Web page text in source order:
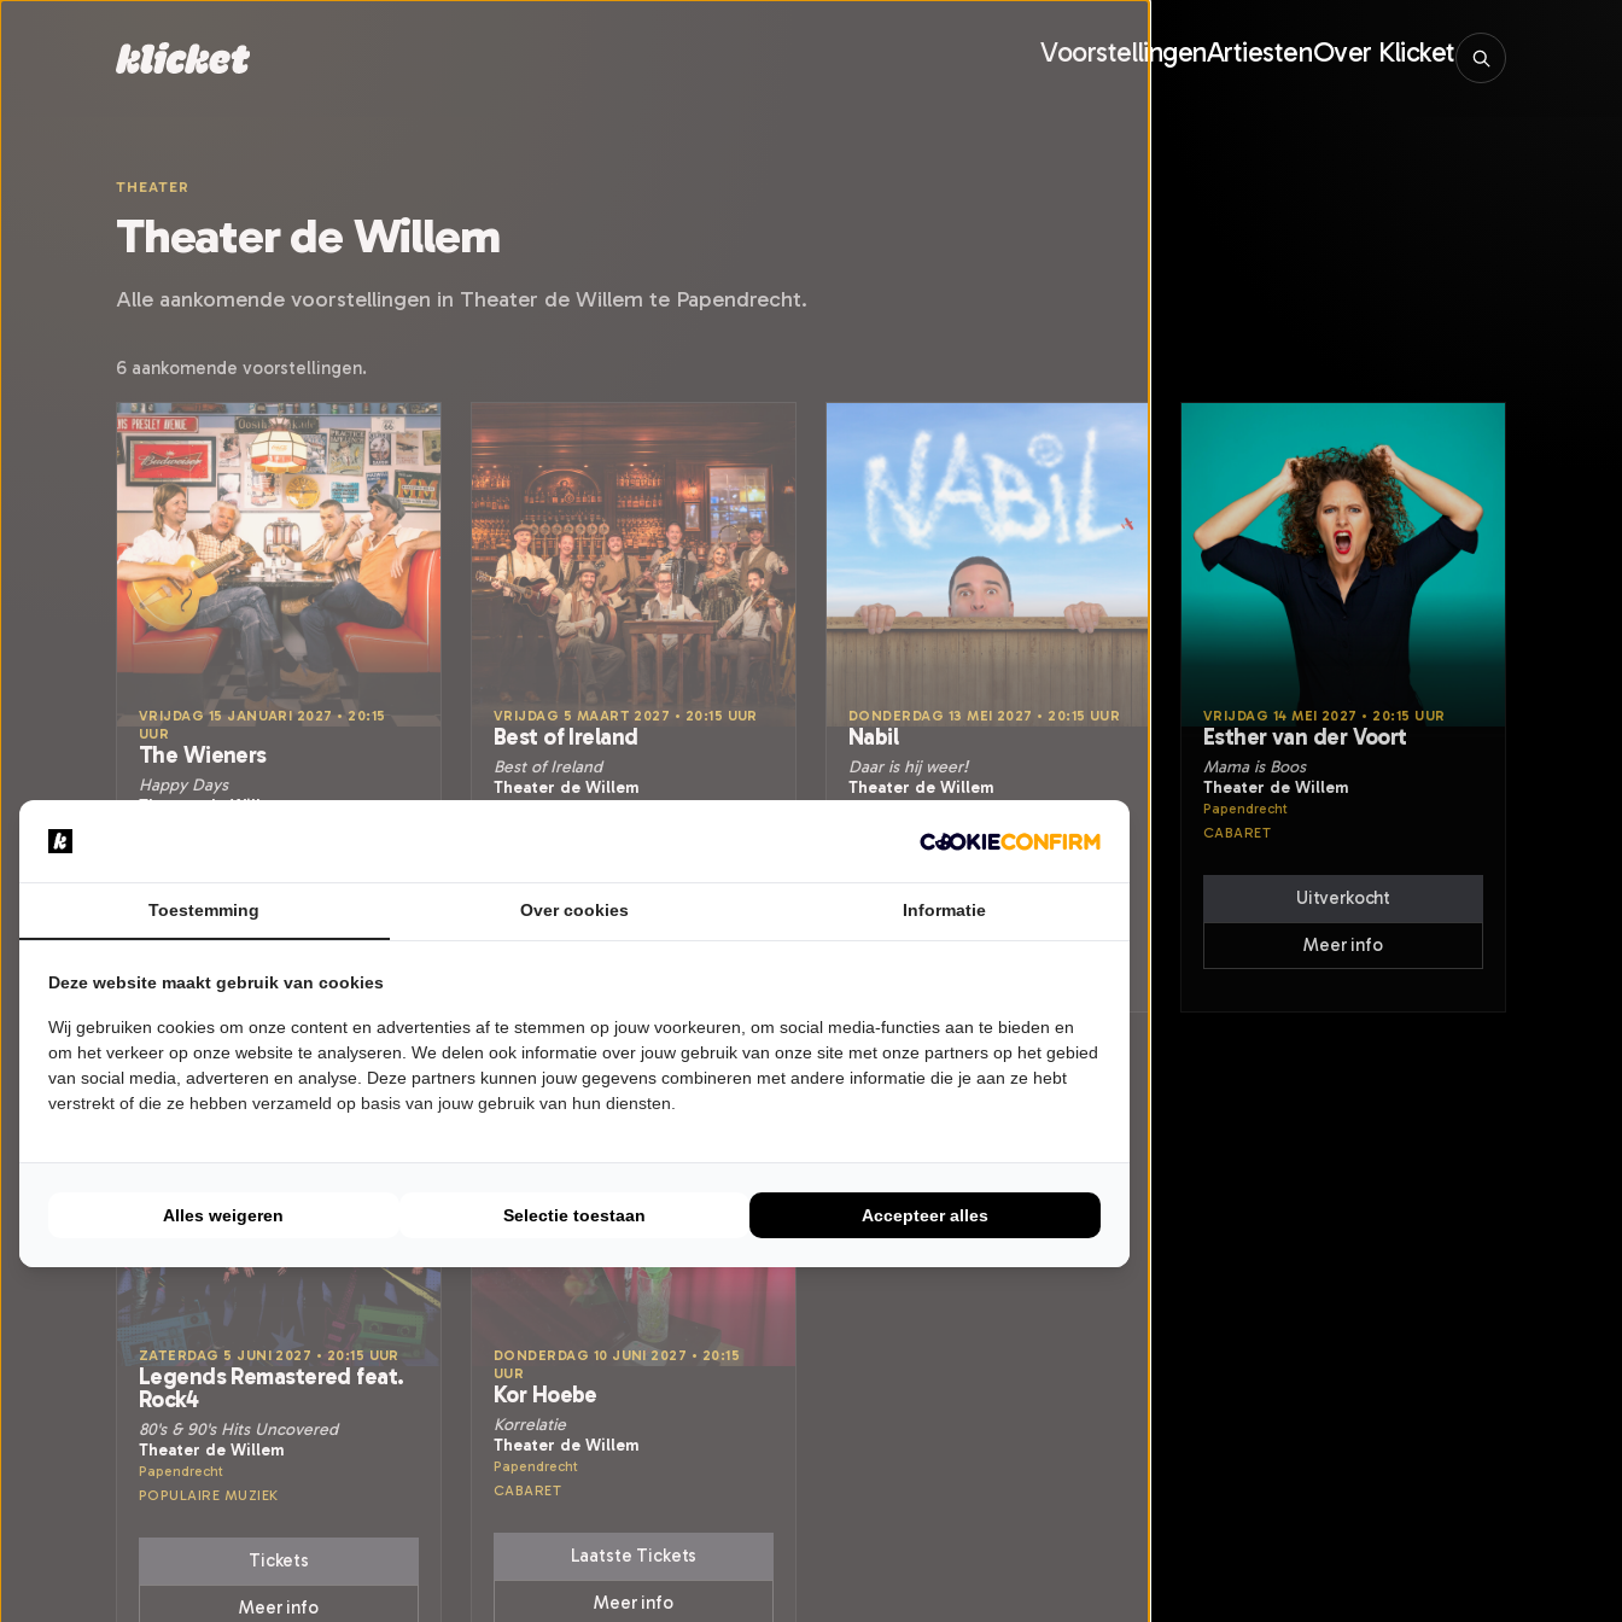
VoorstellingenArtiestenOver Klicket
THEATER
Theater de Willem
Alle aankomende voorstellingen in Theater de Willem te Papendrecht.
6 aankomende voorstellingen.
VRIJDAG 15 JANUARI 2027 • 20:15
UUR
The Wieners
Happy Days
Theater de Willem
Tickets
VRIJDAG 5 MAART 2027 • 20:15 UUR
Best of Ireland
Best of Ireland
Theater de Willem
Meer info
DONDERDAG 13 MEI 2027 • 20:15 UUR
Nabil
Daar is hij weer!
Theater de Willem
Meer info
VRIJDAG 14 MEI 2027 • 20:15 UUR
Esther van der Voort
Mama is Boos
Theater de Willem
Papendrecht
CABARET
Uitverkocht
Meer info
ZATERDAG 5 JUNI 2027 • 20:15 UUR
Legends Remastered feat.
Rock4
80's & 90's Hits Uncovered
Theater de Willem
Papendrecht
POPULAIRE MUZIEK
Tickets
Meer info
DONDERDAG 10 JUNI 2027 • 20:15
UUR
Kor Hoebe
Korrelatie
Theater de Willem
Papendrecht
CABARET
Laatste Tickets
Meer info
Toestemming Over cookies Informatie
Deze website maakt gebruik van cookies
Wij gebruiken cookies om onze content en advertenties af te stemmen op jouw voorkeuren, om social media-functies aan te bieden en
om het verkeer op onze website te analyseren. We delen ook informatie over jouw gebruik van onze site met onze partners op het gebied
van social media, adverteren en analyse. Deze partners kunnen jouw gegevens combineren met andere informatie die je aan ze hebt
verstrekt of die ze hebben verzameld op basis van jouw gebruik van hun diensten.
Alles weigeren Selectie toestaan Accepteer alles